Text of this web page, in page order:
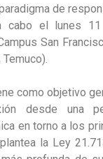
de
cabo el lunes
San
como objetivo
desde una
en torno a los
la Ley